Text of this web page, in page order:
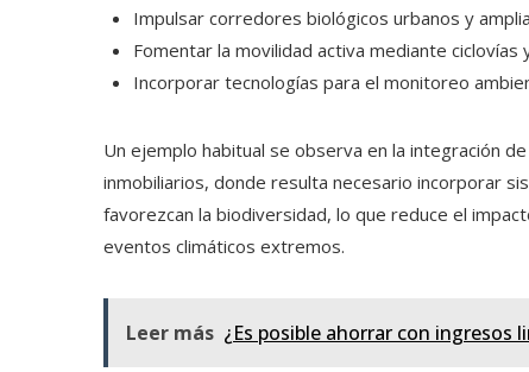
Impulsar corredores biológicos urbanos y
Fomentar la movilidad activa mediante
Incorporar tecnologías para el monitoreo
Un ejemplo habitual se observa en la integración
inmobiliarios, donde resulta necesario incorporar
favorezcan la biodiversidad, lo que reduce el
eventos climáticos extremos.
Leer más ¿Es posible ahorrar con ingresos